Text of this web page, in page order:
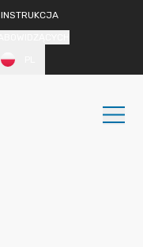
INSTRUKCJA